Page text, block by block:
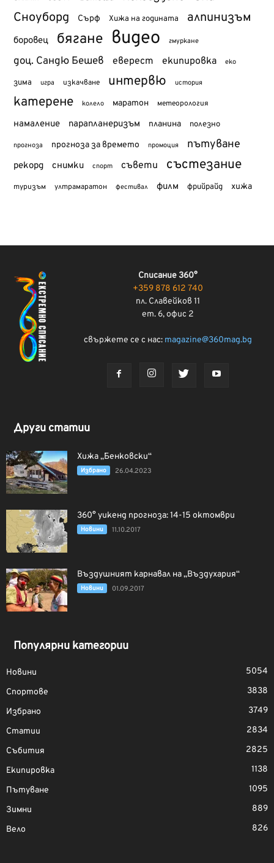
Сноуборд Сърф Хижа на годината алпинизъм
боровец бягане видео гмуркане
доц. Сандю Бешев еверест екипировка еко
зима игра изкачване интервю история
катерене колело маратон метеорология
намаление парапланеризъм планина полезно
прогноза прогноза за времето промоция пътуване
рекорд снимки спорт съвети състезание
туризъм ултрамаратон фестивал филм фрийрайд хижа
Списание 360°
+359 878 612 740
пл. Славейков 11
ет. 6, офис 2
свържете се с нас: magazine@360mag.bg
Други статии
Хижа „Бенковски“
Избрано 26.04.2023
360° уикенд прогноза: 14-15 октомври
Новини 11.10.2017
Въздушният карнавал на „Въздухария“
Новини 01.09.2017
Популярни категории
Новини
5054
Спортове
3838
Избрано
3749
Статии
2834
Събития
2825
Екипировка
1138
Пътуване
1095
Зимни
889
Вело
826